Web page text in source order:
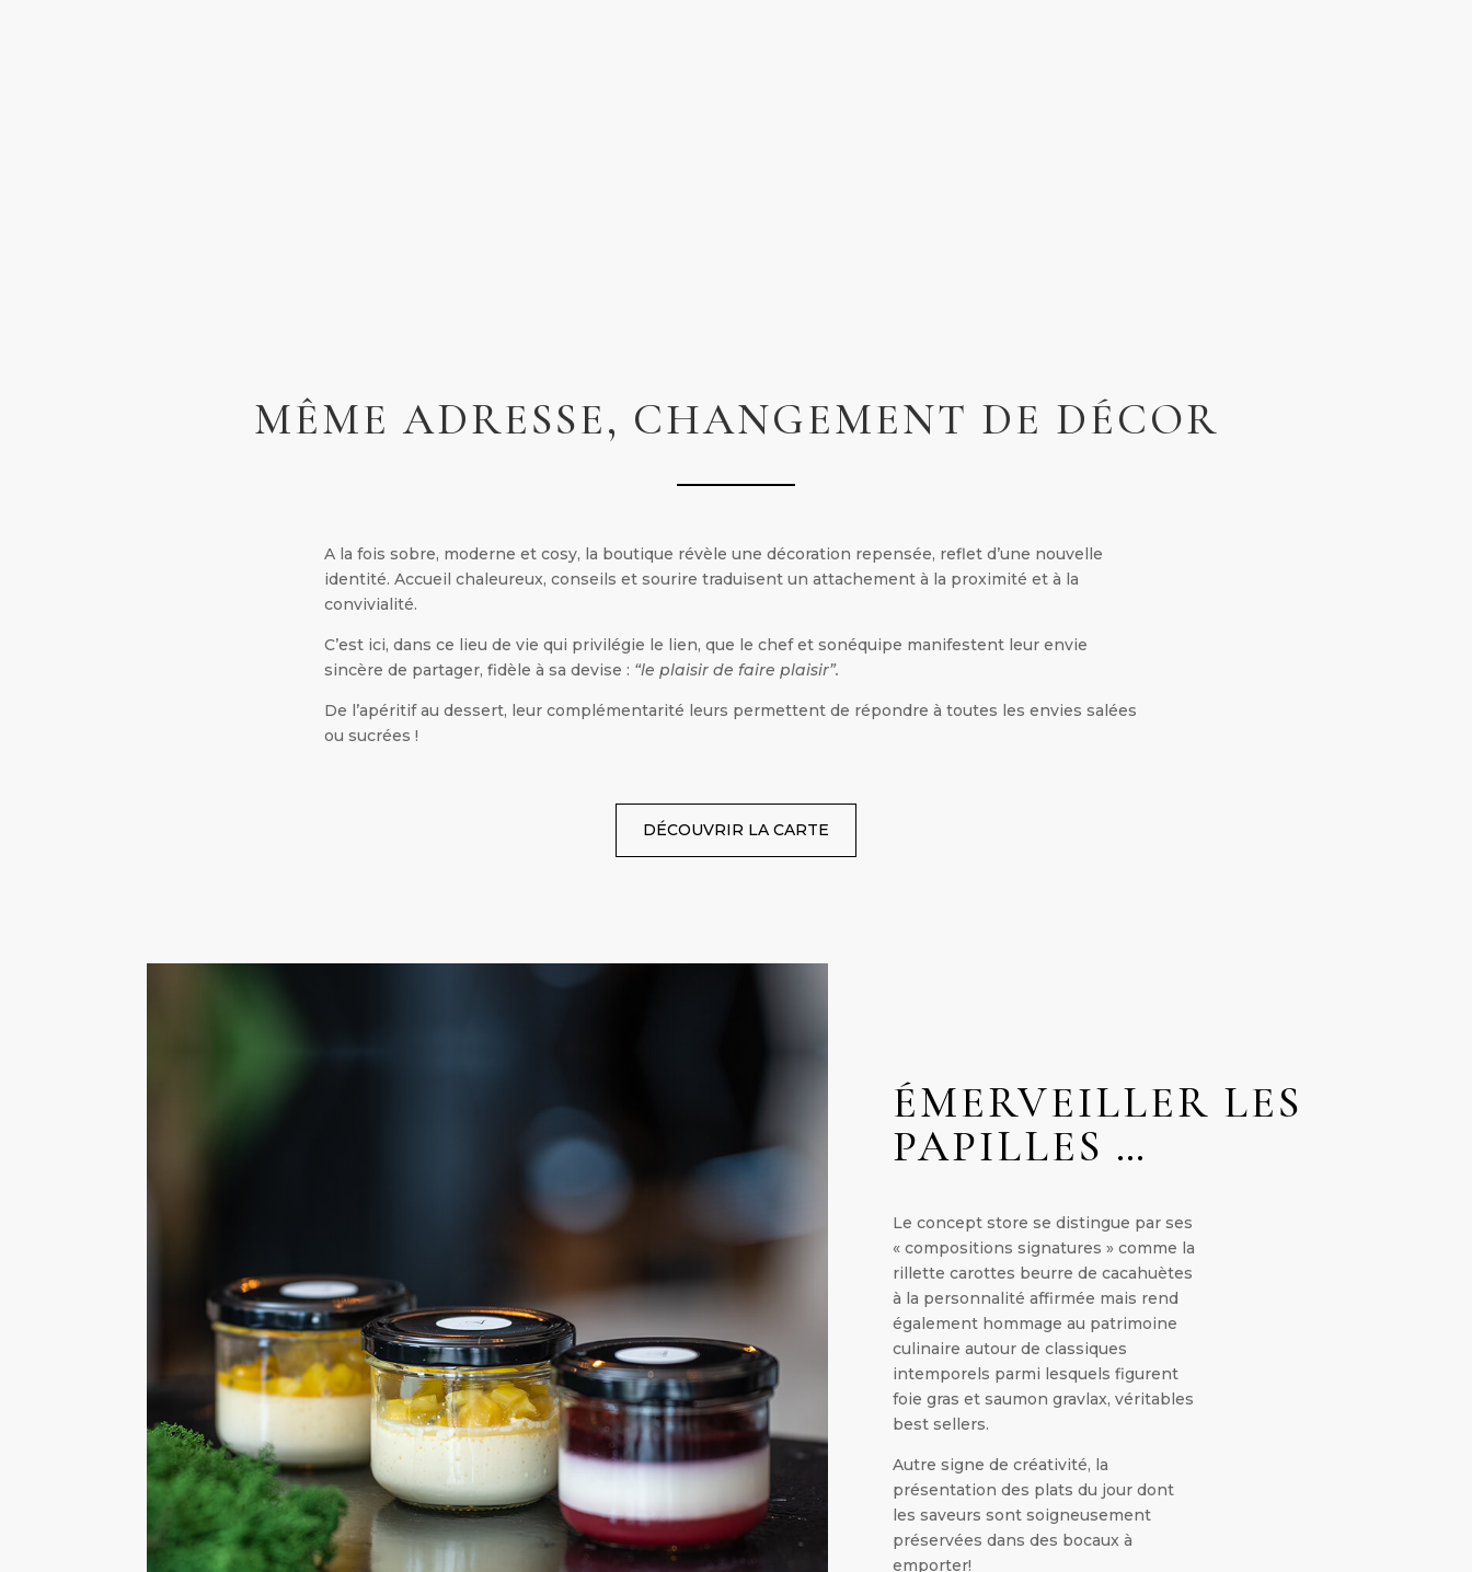
MÊME ADRESSE, CHANGEMENT DE DÉCOR
A la fois sobre, moderne et cosy, la boutique révèle une décoration repensée, reflet d’une nouvelle
identité. Accueil chaleureux, conseils et sourire traduisent un attachement à la proximité et à la
convivialité.
C’est ici, dans ce lieu de vie qui privilégie le lien, que le chef et sonéquipe manifestent leur envie
sincère de partager, fidèle à sa devise : “le plaisir de faire plaisir”.
De l’apéritif au dessert, leur complémentarité leurs permettent de répondre à toutes les envies salées
ou sucrées !
DÉCOUVRIR LA CARTE
ÉMERVEILLER LES
PAPILLES …
Le concept store se distingue par ses
« compositions signatures » comme la
rillette carottes beurre de cacahuètes
à la personnalité affirmée mais rend
également hommage au patrimoine
culinaire autour de classiques
intemporels parmi lesquels figurent
foie gras et saumon gravlax, véritables
best sellers.
Autre signe de créativité, la
présentation des plats du jour dont
les saveurs sont soigneusement
préservées dans des bocaux à
emporter!